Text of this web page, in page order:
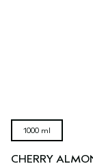
1000 ml
CHERRY